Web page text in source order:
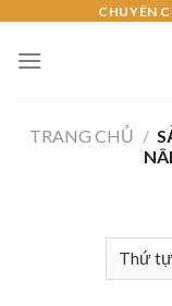
content
CHUYÊN
TRANG CHỦ /